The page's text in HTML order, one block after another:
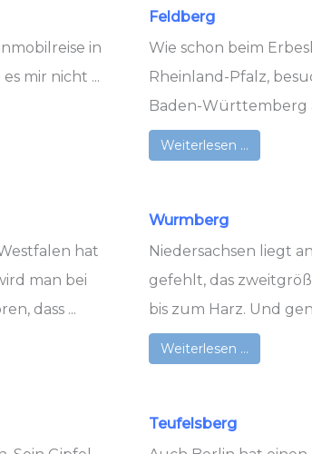
in
mir nicht ...
Feldberg
Wie schon beim
Rheinland-Pfalz,
Baden-Württemberg
Weiterlesen …
hat
man bei
dass ...
Wurmberg
Niedersachsen liegt
gefehlt, das
bis zum Harz. Und
Weiterlesen …
Teufelsberg